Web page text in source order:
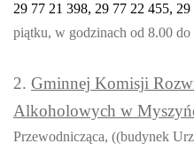
29 77 21 398, 29 77 22 455, 29
piątku, w godzinach od 8.00 do
2. Gminnej Komisji
Alkoholowych w
Przewodnicząca, ((budynek